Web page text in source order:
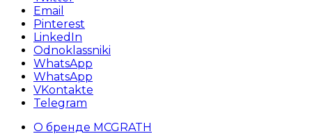
Email
Pinterest
LinkedIn
Odnoklassniki
WhatsApp
WhatsApp
VKontakte
Telegram
О бренде MCGRATH